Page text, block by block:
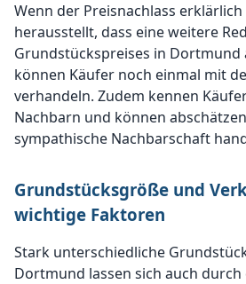
Wenn der Preisnachlass
herausstellt, dass eine weitere
Grundstückspreises in Dortmund
können Käufer noch einmal mit
verhandeln. Zudem kennen
Nachbarn und können
sympathische Nachbarschaft
Grundstücksgröße und
wichtige Faktoren
Stark unterschiedliche
Dortmund lassen sich auch durch